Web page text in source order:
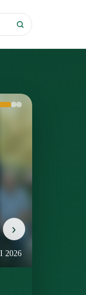
2026
›